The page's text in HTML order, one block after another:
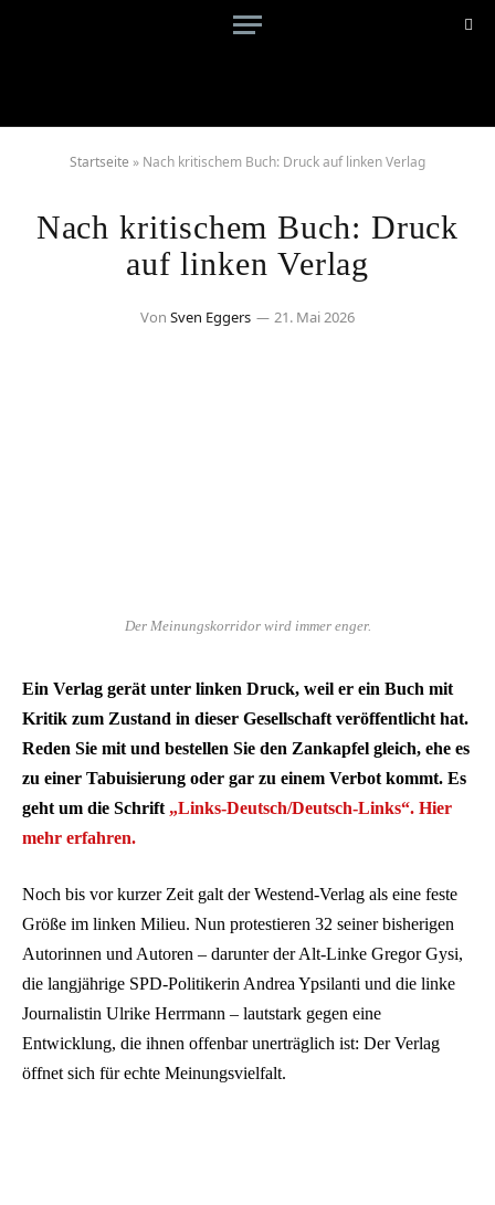
Startseite » Nach kritischem Buch: Druck auf linken Verlag
Nach kritischem Buch: Druck
auf linken Verlag
Von Sven Eggers 21. Mai 2026
Der Meinungskorridor wird immer enger.
Ein Verlag gerät unter linken Druck, weil er ein Buch mit
Kritik zum Zustand in dieser Gesellschaft veröffentlicht hat.
Reden Sie mit und bestellen Sie den Zankapfel gleich, ehe es
zu einer Tabuisierung oder gar zu einem Verbot kommt. Es
geht um die Schrift „Links-Deutsch/Deutsch-Links“. Hier
mehr erfahren.
Noch bis vor kurzer Zeit galt der Westend-Verlag als eine feste
Größe im linken Milieu. Nun protestieren 32 seiner bisherigen
Autorinnen und Autoren – darunter der Alt-Linke Gregor Gysi,
die langjährige SPD-Politikerin Andrea Ypsilanti und die linke
Journalistin Ulrike Herrmann – lautstark gegen eine
Entwicklung, die ihnen offenbar unerträglich ist: Der Verlag
öffnet sich für echte Meinungsvielfalt.